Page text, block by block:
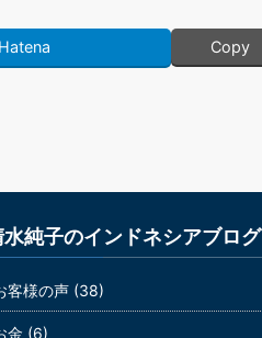
Hatena Copy
水純子のインドネシアブログ
客様の声 (38)
金 (6)